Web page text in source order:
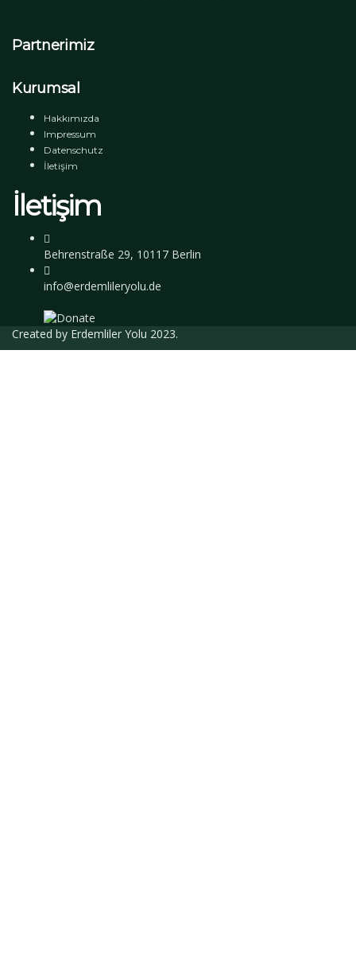
Partnerimiz
Kurumsal
Hakkımızda
Impressum
Datenschutz
İletişim
İletişim
Behrenstraße 29, 10117 Berlin
info@erdemlileryolu.de
Created by Erdemliler Yolu 2023.